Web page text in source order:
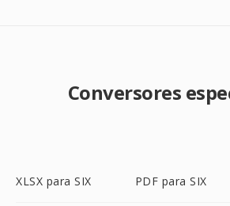
Conversores
XLSX para SIX PDF para SIX